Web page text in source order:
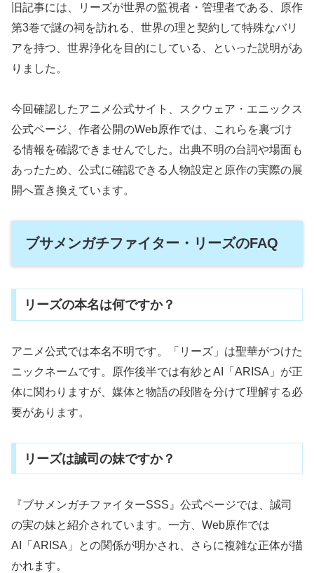
旧記事には、リーズが世界の監視者・管理者である、原作
第3巻で謎の祠を訪れる、世界の理と契約して特殊なバリ
アを持つ、世界浄化を目的にしている、といった説明があ
りました。
今回確認したアニメ公式サイト、スクウェア・エニックス
公式ページ、作者公開のWeb原作では、これらを裏づけ
る情報を確認できませんでした。出典不明の台詞や場面も
あったため、公式に確認できる人物設定と原作の実際の展
開へ置き換えています。
ブサメンガチファイター・リーズのFAQ
リーズの本名は何ですか？
アニメ公式では本名不明です。「リーズ」は聖華がつけた
ニックネームです。原作後半では有紗とAI「ARISA」が正
体に関わりますが、媒体と物語の段階を分けて理解する必
要があります。
リーズは誠司の妹ですか？
『ブサメンガチファイターSSS』公式ページでは、誠司
の実の妹と紹介されています。一方、Web原作では
AI「ARISA」との関係が明かされ、さらに複雑な正体が描
かれます。